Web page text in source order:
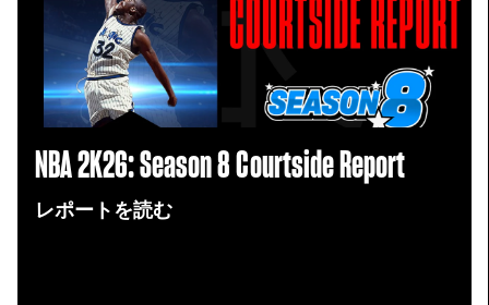
NBA 2K26: Season 8 Courtside Report
レポートを読む